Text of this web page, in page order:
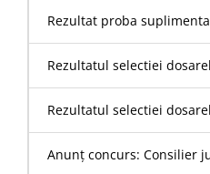
Rezultat proba
Rezultatul selectiei
Rezultatul selectiei
Anunț concurs: Consilier